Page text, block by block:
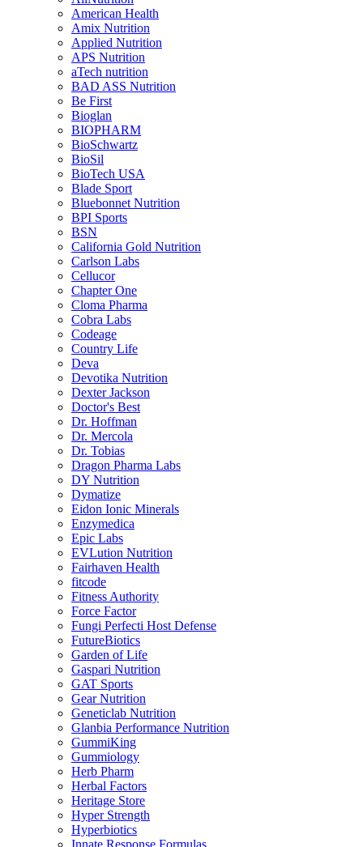
American Health
Amix Nutrition
Applied Nutrition
APS Nutrition
aTech nutrition
BAD ASS Nutrition
Be First
Bioglan
BIOPHARM
BioSchwartz
BioSil
BioTech USA
Blade Sport
Bluebonnet Nutrition
BPI Sports
BSN
California Gold Nutrition
Carlson Labs
Cellucor
Chapter One
Cloma Pharma
Cobra Labs
Codeage
Country Life
Deva
Devotika Nutrition
Dexter Jackson
Doctor's Best
Dr. Hoffman
Dr. Mercola
Dr. Tobias
Dragon Pharma Labs
DY Nutrition
Dymatize
Eidon Ionic Minerals
Enzymedica
Epic Labs
EVLution Nutrition
Fairhaven Health
fitcode
Fitness Authority
Force Factor
Fungi Perfecti Host Defense
FutureBiotics
Garden of Life
Gaspari Nutrition
GAT Sports
Gear Nutrition
Geneticlab Nutrition
Glanbia Performance Nutrition
GummiKing
Gummiology
Herb Pharm
Herbal Factors
Heritage Store
Hyper Strength
Hyperbiotics
Innate Response Formulas